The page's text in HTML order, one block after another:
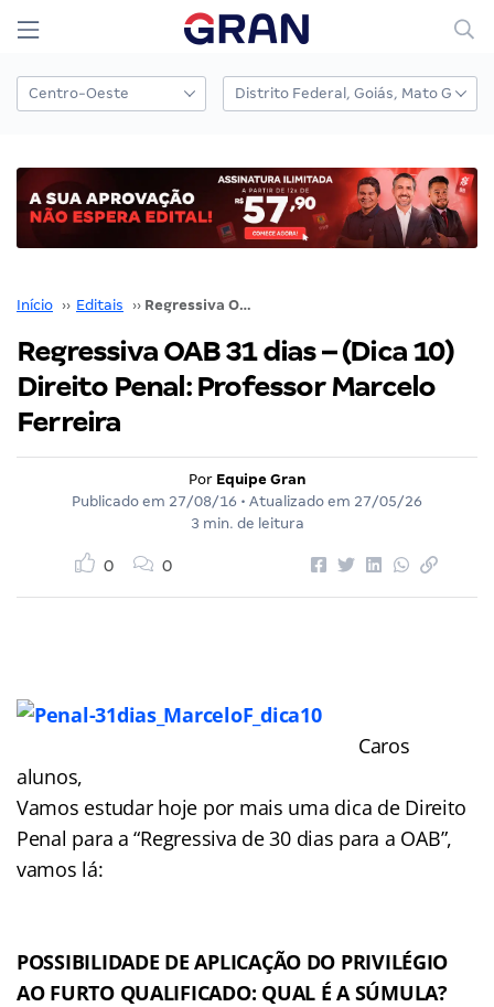
Início ›› Editais ›› Regressiva OAB 31 dias – (Dica 10) Direito Penal: Professor Marcelo Ferreira
Regressiva OAB 31 dias – (Dica 10)
Direito Penal: Professor Marcelo
Ferreira
Por Equipe Gran
Publicado em 27/08/16 • Atualizado em 27/05/26
3 min. de leitura
0 0
Caros
alunos,
Vamos estudar hoje por mais uma dica de Direito
Penal para a “Regressiva de 30 dias para a OAB”,
vamos lá:
POSSIBILIDADE DE APLICAÇÃO DO PRIVILÉGIO
AO FURTO QUALIFICADO: QUAL É A SÚMULA?